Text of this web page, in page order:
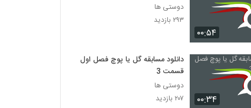
۰۰:۵۴
دوستی ها
۲۹۳ بازدید
۰۰:۳۴
دانلود مسابقه گل یا پوچ فصل اول
قسمت 3
دوستی ها
۲۰۷ بازدید